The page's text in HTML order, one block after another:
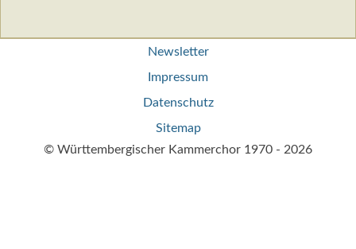
Newsletter
Impressum
Datenschutz
Sitemap
© Württembergischer Kammerchor 1970 - 2026